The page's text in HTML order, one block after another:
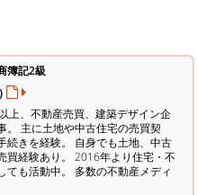
簿記2級
上、不動産売買、建築デザイン企
。 主に土地や中古住宅の売買契
続きを経験。 自身でも土地、中古
買経験あり。 2016年より住宅・不
ても活動中。 多数の不動産メディ